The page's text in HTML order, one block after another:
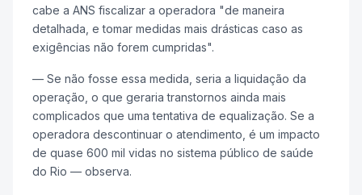
cabe a ANS fiscalizar a operadora "de maneira
detalhada, e tomar medidas mais drásticas caso as
exigências não forem cumpridas".
— Se não fosse essa medida, seria a liquidação da
operação, o que geraria transtornos ainda mais
complicados que uma tentativa de equalização. Se a
operadora descontinuar o atendimento, é um impacto
de quase 600 mil vidas no sistema público de saúde
do Rio — observa.